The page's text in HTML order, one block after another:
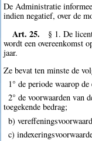
De Administratie
indien negatief, over de
Art. 25.
§ 1. De
wordt een overeenkomst
jaar.
Ze bevat ten minste de
1° de periode waarop
2° de voorwaarden van
toegekende bedrag;
b)
c)